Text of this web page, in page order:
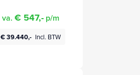
va. € 547,- p/m
€ 39.440,- Incl. BTW